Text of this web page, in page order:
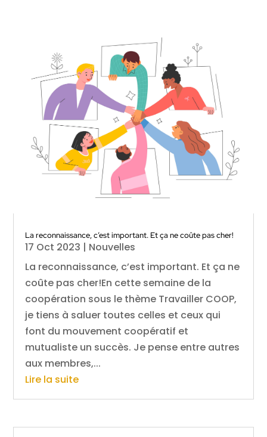
La reconnaissance, c’est important. Et ça ne coûte pas cher!
17 Oct 2023 | Nouvelles
La reconnaissance, c’est important. Et ça ne
coûte pas cher!En cette semaine de la
coopération sous le thème Travailler COOP,
je tiens à saluer toutes celles et ceux qui
font du mouvement coopératif et
mutualiste un succès. Je pense entre autres
aux membres,...
Lire la suite